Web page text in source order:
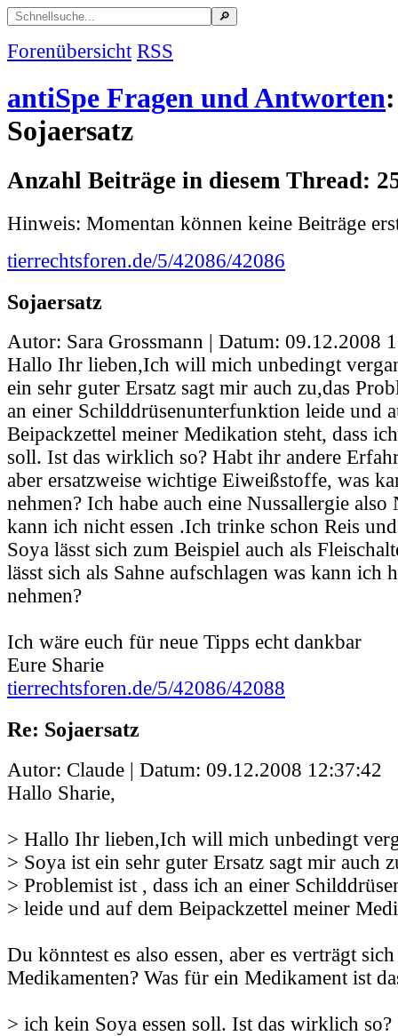
Forenübersicht RSS
antiSpe Fragen und Antworten:
Sojaersatz
Anzahl Beiträge in diesem Thread:
Hinweis: Momentan können keine Beiträge
tierrechtsforen.de/5/42086/42086
Sojaersatz
Autor: Sara Grossmann | Datum: 09.12.2008
Hallo Ihr lieben,Ich will mich unbedingt
ein sehr guter Ersatz sagt mir auch zu,das
an einer Schilddrüsenunterfunktion leide und
Beipackzettel meiner Medikation steht, dass
soll. Ist das wirklich so? Habt ihr andere
aber ersatzweise wichtige Eiweißstoffe, was
nehmen? Ich habe auch eine Nussallergie also
kann ich nicht essen .Ich trinke schon Reis
Soya lässt sich zum Beispiel auch als
lässt sich als Sahne aufschlagen was kann ich
nehmen?
Ich wäre euch für neue Tipps echt dankbar
Eure Sharie
tierrechtsforen.de/5/42086/42088
Re: Sojaersatz
Autor: Claude | Datum: 09.12.2008 12:37:42
Hallo Sharie,
> Hallo Ihr lieben,Ich will mich unbedingt
> Soya ist ein sehr guter Ersatz sagt mir auch
> Problemist ist , dass ich an einer
> leide und auf dem Beipackzettel meiner
Du könntest es also essen, aber es verträgt
Medikamenten? Was für ein Medikament ist
> ich kein Soya essen soll. Ist das wirklich so?